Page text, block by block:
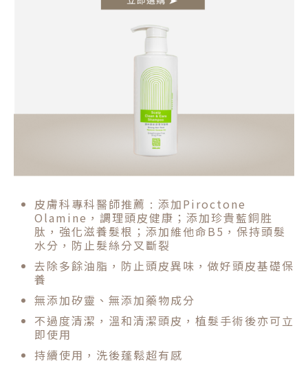
皮膚科專科醫師推薦 : 添加Piroctone
Olamine，調理頭皮健康；添加珍貴藍銅胜
肽，強化滋養髮根；添加維他命B5，保持頭髮
水分，防止髮絲分叉斷裂
去除多餘油脂，防止頭皮異味，做好頭皮基礎保
養
無添加矽靈、無添加藥物成分
不過度清潔，溫和清潔頭皮，植髮手術後亦可立
即使用
持續使用，洗後蓬鬆超有感